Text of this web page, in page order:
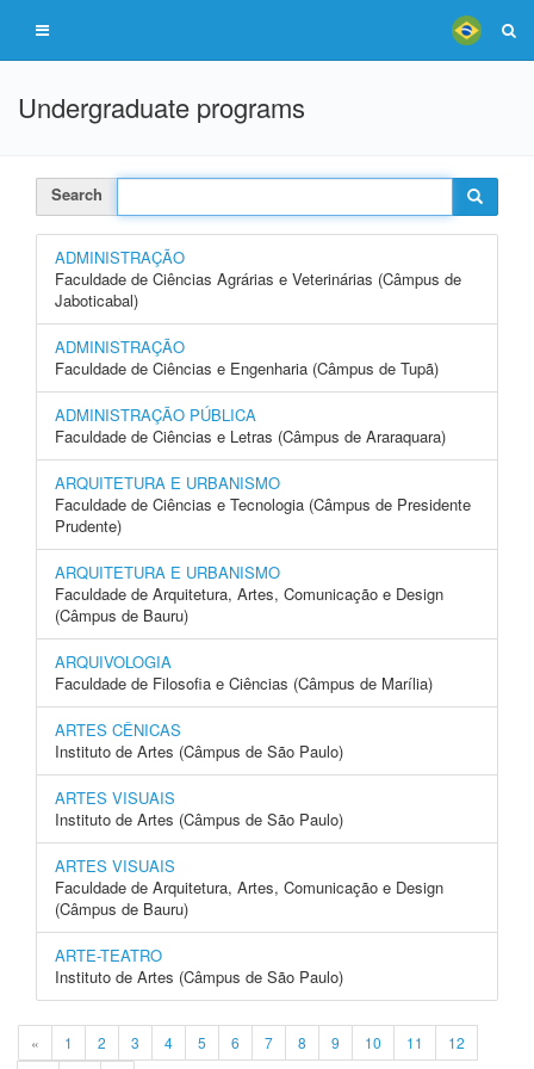
Undergraduate programs
Search
ADMINISTRAÇÃO
Faculdade de Ciências Agrárias e Veterinárias (Câmpus de
Jaboticabal)
ADMINISTRAÇÃO
Faculdade de Ciências e Engenharia (Câmpus de Tupã)
ADMINISTRAÇÃO PÚBLICA
Faculdade de Ciências e Letras (Câmpus de Araraquara)
ARQUITETURA E URBANISMO
Faculdade de Ciências e Tecnologia (Câmpus de Presidente
Prudente)
ARQUITETURA E URBANISMO
Faculdade de Arquitetura, Artes, Comunicação e Design
(Câmpus de Bauru)
ARQUIVOLOGIA
Faculdade de Filosofia e Ciências (Câmpus de Marília)
ARTES CÊNICAS
Instituto de Artes (Câmpus de São Paulo)
ARTES VISUAIS
Instituto de Artes (Câmpus de São Paulo)
ARTES VISUAIS
Faculdade de Arquitetura, Artes, Comunicação e Design
(Câmpus de Bauru)
ARTE-TEATRO
Instituto de Artes (Câmpus de São Paulo)
« 1 2 3 4 5 6 7 8 9 10 11
12